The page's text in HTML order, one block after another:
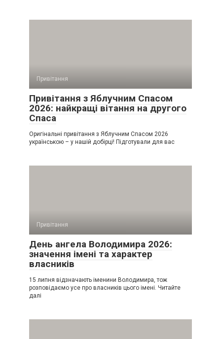
Привітання
Привітання з Яблучним Спасом
2026: найкращі вітання на другого
Спаса
Оригінальні привітання з Яблучним Спасом 2026
українською – у нашій добірці! Підготували для вас
Привітання
День ангела Володимира 2026:
значення імені та характер
власників
15 липня відзначають іменини Володимира, тож
розповідаємо усе про власників цього імені. Читайте
далі